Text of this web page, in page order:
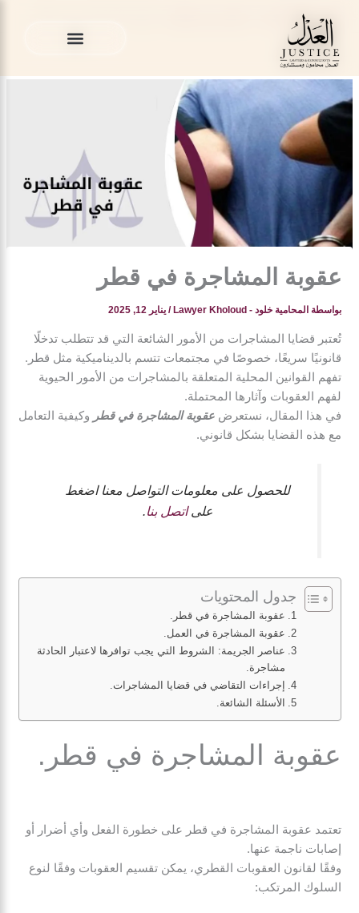
المحتوى
المدونة القانونية
عقوبة المشاجرة في قطر
بواسطة المحامية خلود - Lawyer Kholoud /يناير 12, 2025
تُعتبر قضايا المشاجرات من الأمور الشائعة التي قد تتطلب تدخلًا
قانونيًا سريعًا، خصوصًا في مجتمعات تتسم بالديناميكية مثل قطر.
تفهم القوانين المحلية المتعلقة بالمشاجرات من الأمور الحيوية
لفهم العقوبات وآثارها المحتملة.
في هذا المقال، نستعرضعقوبة المشاجرة في قطر
وكيفية التعامل
مع هذه القضايا بشكل قانوني.
للحصول على معلومات التواصل معنا اضغط
علىاتصل بنا.
جدول المحتويات
عقوبة المشاجرة في قطر.
عقوبة المشاجرة في العمل.
عناصر الجريمة: الشروط التي يجب توافرها لاعتبار الحادثة
مشاجرة.
إجراءات التقاضي في قضايا المشاجرات.
الأسئلة الشائعة.
عقوبة المشاجرة في قطر.
تعتمد عقوبة المشاجرة في قطر على خطورة الفعل وأي أضرار أو
إصابات ناجمة عنها.
وفقًا لقانون العقوبات القطري، يمكن تقسيم العقوبات وفقًا لنوع
السلوك المرتكب: